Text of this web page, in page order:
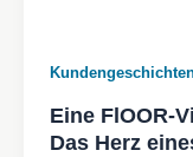
Eine FlOOR-
Das Herz